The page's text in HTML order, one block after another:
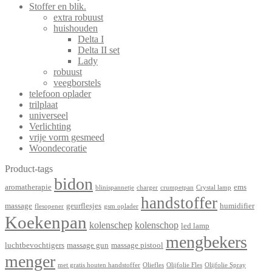
Stoffer en blik.
extra robuust
huishouden
Delta I
Delta II set
Lady
robuust
veegborstels
telefoon oplader
trilplaat
universeel
Verlichting
vrije vorm gesmeed
Woondecoratie
Product-tags
aromatherapie bidon blinispannetje charger crumpetpan Crystal lamp ems
massage flesopener geurflesjes gsm oplader handstoffer humidifier
Koekenpan kolenschep kolenschop led lamp
luchtbevochtigers massage gun massage pistool mengbekers
menger met gratis houten handstoffer Oliefles Olijfolie Fles Olijfolie Spray